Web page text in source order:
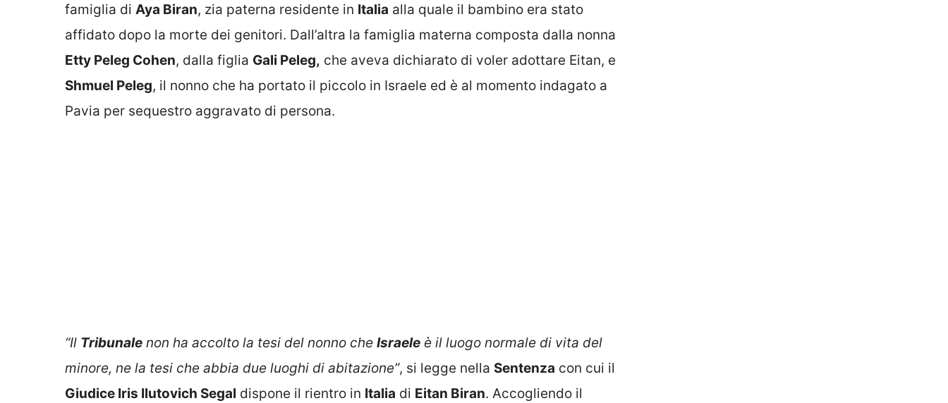
famiglia di Aya Biran, zia paterna residente in Italia alla quale il bambino era stato
affidato dopo la morte dei genitori. Dall’altra la famiglia materna composta dalla nonna
Etty Peleg Cohen, dalla figlia Gali Peleg, che aveva dichiarato di voler adottare Eitan, e
Shmuel Peleg, il nonno che ha portato il piccolo in Israele ed è al momento indagato a
Pavia per sequestro aggravato di persona.
“Il Tribunale non ha accolto la tesi del nonno che Israele è il luogo normale di vita del
minore, ne la tesi che abbia due luoghi di abitazione”, si legge nella Sentenza con cui il
Giudice Iris Ilutovich Segal dispone il rientro in Italia di Eitan Biran. Accogliendo il